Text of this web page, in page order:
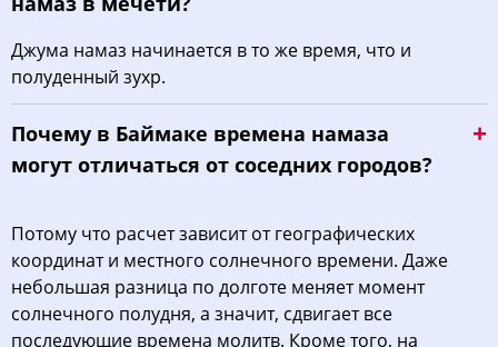
Джума намаз начинается в то же время, что и
полуденный зухр.
Почему в Баймаке времена намаза
могут отличаться от соседних городов?
Потому что расчет зависит от географических
координат и местного солнечного времени. Даже
небольшая разница по долготе меняет момент
солнечного полудня, а значит, сдвигает все
последующие времена молитв. Кроме того, на